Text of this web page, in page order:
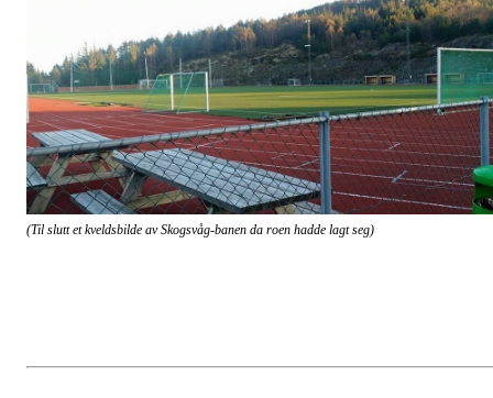
(Til slutt et kveldsbilde av Skogsvåg-banen da roen hadde lagt seg)